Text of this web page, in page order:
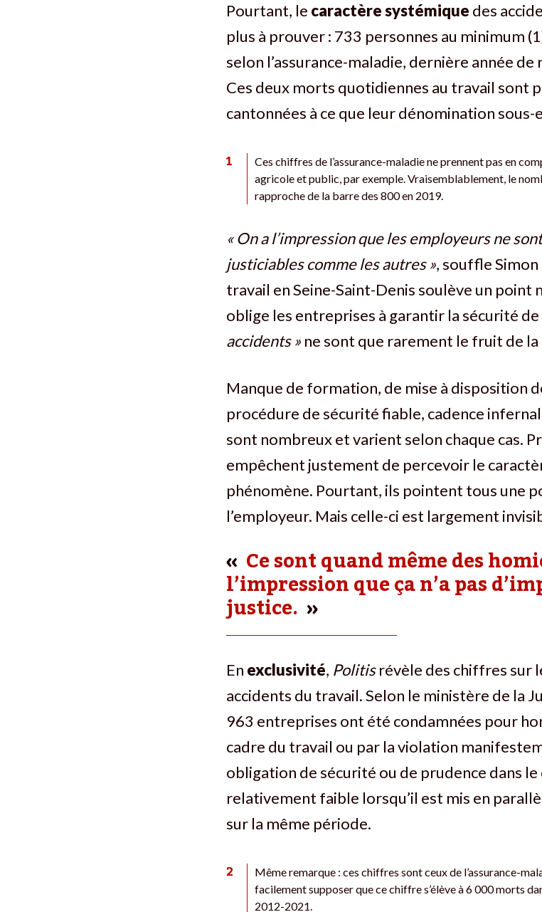
Pourtant, le caractèresystémique des
plus à prouver : 733 personnes au minimum
selon l’assurance-maladie, dernière année
Ces deux morts quotidiennes au travail sont
cantonnées à ce que leur dénomination sous-
1
Ces chiffres de l’assurance-maladie ne prennent pas en
agricole et public, par exemple. Vraisemblablement, le
rapproche de la barre des 800 en 2019.
« On a l’impression que les employeurs ne
justiciables comme les autres », souffle
travail en Seine-Saint-Denis soulève un point
oblige les entreprises à garantir la sécurité de
accidents » ne sont que rarement le fruit de la
Manque de formation, de mise à disposition
procédure de sécurité fiable, cadence
sont nombreux et varient selon chaque cas.
empêchent justement de percevoir le
phénomène. Pourtant, ils pointent tous une
l’employeur. Mais celle-ci est largement
Ce sont quand même des
l’impression que ça n’a pas
justice.
En exclusivité, Politisrévèle des chiffres sur
accidents du travail. Selon le ministère de la
963 entreprises ont été condamnées pour
cadre du travail ou par la violation
obligation de sécurité ou de prudence dans
relativement faible lorsqu’il est mis en
sur la même période.
2
Même remarque : ces chiffres sont ceux de l’assurance-
facilement supposer que ce chiffre s’élève à 6 000 morts
2012-2021.